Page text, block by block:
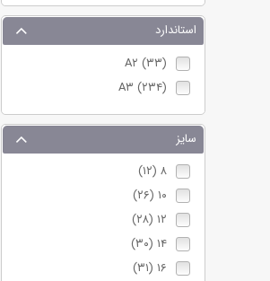
استاندارد
A۲ (۳۳)
A۳ (۲۳۴)
سایز
۸ (۱۲)
۱۰ (۲۶)
۱۲ (۲۸)
۱۴ (۳۰)
۱۶ (۳۱)